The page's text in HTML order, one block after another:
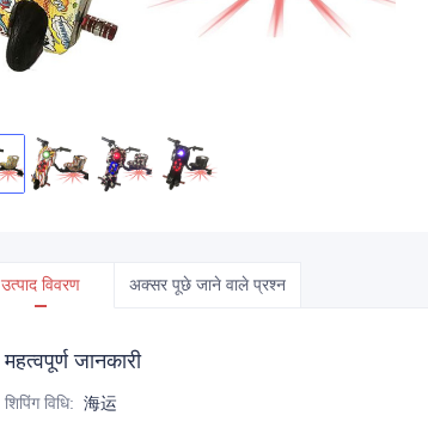
उत्पाद विवरण अक्सर पूछे जाने वाले प्रश्न
महत्वपूर्ण जानकारी
शिपिंग विधि: 海运